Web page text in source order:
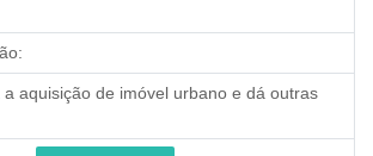
a aquisição de imóvel urbano e dá outras